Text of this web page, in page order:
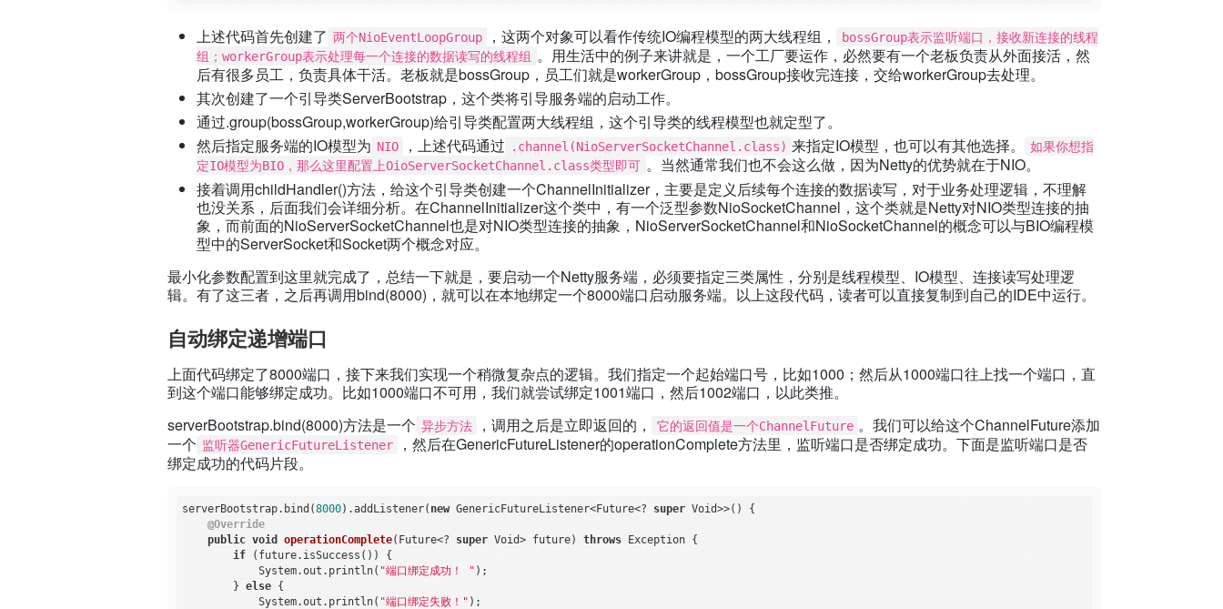
上述代码首先创建了 两个NioEventLoopGroup ，这两个对象可以看作传统IO编程模型的两大线程组，
bossGroup表示监听端口，接收新连接的线程
组；workerGroup表示处理每一个连接的数据读写的线程组 。用生活中的例子来讲就是，一个工厂要运作，必然要有一个老板负责从外面接活，然
后有很多员工，负责具体干活。老板就是bossGroup，员工们就是workerGroup，bossGroup接收完连接，交给workerGroup去处理。
其次创建了一个引导类ServerBootstrap，这个类将引导服务端的启动工作。
通过.group(bossGroup,workerGroup)给引导类配置两大线程组，这个引导类的线程模型也就定型了。
然后指定服务端的IO模型为 NIO ，上述代码通过 .channel(NioServerSocketChannel.class) 来指定IO模型，也可以有其他选择。
如果你想指
定IO模型为BIO，那么这里配置上OioServerSocketChannel.class类型即可 。当然通常我们也不会这么做，因为Netty的优势就在于NIO。
接着调用childHandler()方法，给这个引导类创建一个ChannelInitializer，主要是定义后续每个连接的数据读写，对于业务处理逻辑，不理解
也没关系，后面我们会详细分析。在ChannelInitializer这个类中，有一个泛型参数NioSocketChannel，这个类就是Netty对NIO类型连接的抽
象，而前面的NioServerSocketChannel也是对NIO类型连接的抽象，NioServerSocketChannel和NioSocketChannel的概念可以与BIO编程模
型中的ServerSocket和Socket两个概念对应。
最小化参数配置到这里就完成了，总结一下就是，要启动一个Netty服务端，必须要指定三类属性，分别是线程模型、IO模型、连接读写处理逻
辑。有了这三者，之后再调用bind(8000)，就可以在本地绑定一个8000端口启动服务端。以上这段代码，读者可以直接复制到自己的IDE中运行。
自动绑定递增端口
上面代码绑定了8000端口，接下来我们实现一个稍微复杂点的逻辑。我们指定一个起始端口号，比如1000；然后从1000端口往上找一个端口，直
到这个端口能够绑定成功。比如1000端口不可用，我们就尝试绑定1001端口，然后1002端口，以此类推。
serverBootstrap.bind(8000)方法是一个 异步方法 ，调用之后是立即返回的， 它的返回值是一个ChannelFuture 。我们可以给这个ChannelFuture添加
一个 监听器GenericFutureListener
，然后在GenericFutureListener的operationComplete方法里，监听端口是否绑定成功。下面是监听端口是否
绑定成功的代码片段。
serverBootstrap.bind(8000).addListener( new GenericFutureListener<Future<? super Void>>() {
@Override
public void operationComplete(Future<? super Void> future) throws Exception {
if (future.isSuccess()) {
            System.out.println(
"端口绑定成功！ " );
        }
else {
            System.out.println(
"端口绑定失败！" );